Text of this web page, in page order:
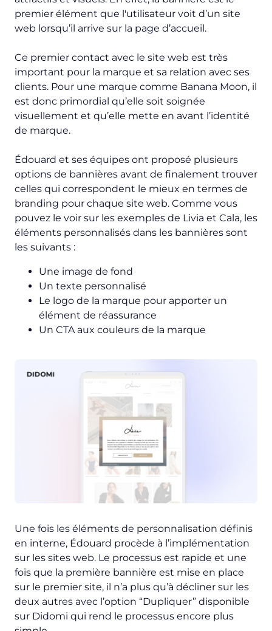
premier élément que l'utilisateur voit d’un site
web lorsqu’il arrive sur la page d’accueil.
Ce premier contact avec le site web est très
important pour la marque et sa relation avec ses
clients. Pour une marque comme Banana Moon, il
est donc primordial qu’elle soit soignée
visuellement et qu’elle mette en avant l’identité
de marque.
Édouard et ses équipes ont proposé plusieurs
options de bannières avant de finalement trouver
celles qui correspondent le mieux en termes de
branding pour chaque site web. Comme vous
pouvez le voir sur les exemples de Livia et Cala, les
éléments personnalisés dans les bannières sont
les suivants :
Une image de fond
Un texte personnalisé
Le logo de la marque pour apporter un
élément de réassurance
Un CTA aux couleurs de la marque
Une fois les éléments de personnalisation définis
en interne, Édouard procède à l’implémentation
sur les sites web. Le processus est rapide et une
fois que la première bannière est mise en place
sur le premier site, il n’a plus qu’à décliner sur les
deux autres avec l’option “Dupliquer” disponible
sur Didomi qui rend le processus encore plus